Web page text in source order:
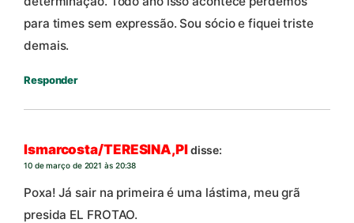
para times sem expressão. Sou sócio e fiquei triste
demais.
Responder
Ismarcosta/TERESINA,PIdisse:
10 de março de 2021 às 20:38
Poxa! Já sair na primeira é uma lástima, meu grã
presida EL FROTAO.